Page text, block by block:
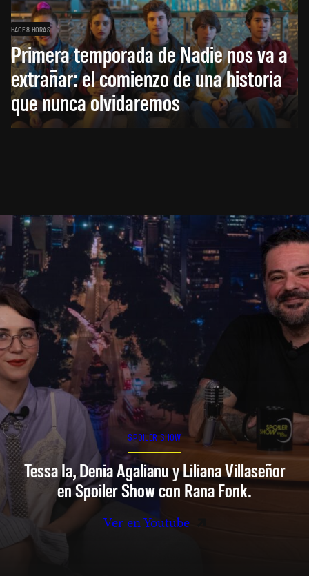
HACE 8 HORAS
Primera temporada de Nadie nos va a
extrañar: el comienzo de una historia
que nunca olvidaremos
SPOILER SHOW
Tessa Ia, Denia Agalianu y Liliana Villaseñor
en Spoiler Show con Rana Fonk.
Ver en Youtube